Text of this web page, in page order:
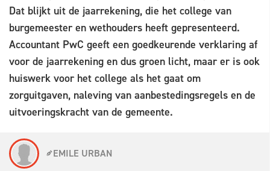
Dat blijkt uit de jaarrekening, die het college van
burgemeester en wethouders heeft gepresenteerd.
Accountant PwC geeft een goedkeurende verklaring af
voor de jaarrekening en dus groen licht, maar er is ook
huiswerk voor het college als het gaat om
zorguitgaven, naleving van aanbestedingsregels en de
uitvoeringskracht van de gemeente.
EMILE URBAN